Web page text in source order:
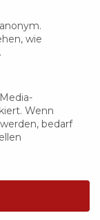
wie
Wenn
bedarf